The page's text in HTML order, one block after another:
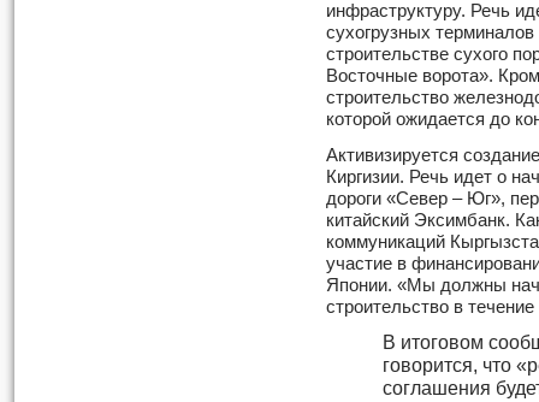
инфраструктуру. Речь
сухогрузных
строительстве сухого
Восточные ворота».
строительство
которой ожидается до
Активизируется
Киргизии. Речь идет о
дороги «Север – Юг»,
китайский Эксимбанк.
коммуникаций
участие в
Японии. «Мы должны
строительство в
В итоговом
говорится, что
соглашения